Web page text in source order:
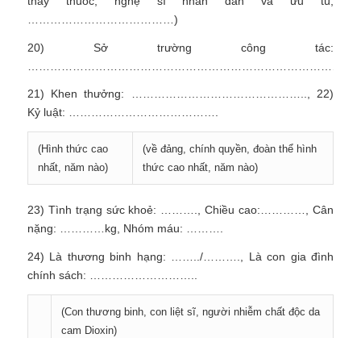
…………………………………)
20) Sở trường công tác:
21) Khen thưởng: ……………………………………….., 22)
Kỷ luật: ………………………………….
(Hình thức cao
nhất, năm nào)
(về đảng, chính quyền, đoàn thể hình
thức cao nhất, năm nào)
23) Tình trạng sức khoẻ: ………., Chiều cao:…………, Cân
nặng: …………kg, Nhóm máu: ……….
24) Là thương binh hạng: ……../………., Là con gia đình
chính sách: ………………………..
(Con thương binh, con liệt sĩ, người nhiễm chất độc da
cam Dioxin)